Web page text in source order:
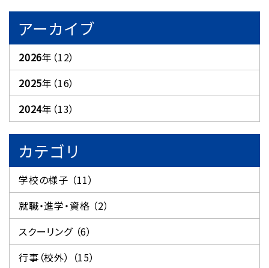
アーカイブ
2026年（12）
2025年（16）
2024年（13）
カテゴリ
学校の様子 （11）
就職・進学・資格 （2）
スクーリング （6）
行事（校外） （15）